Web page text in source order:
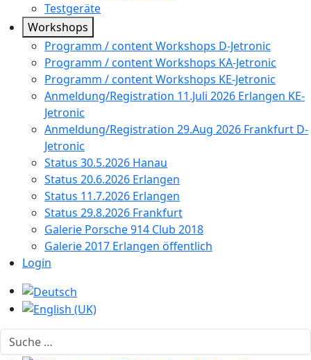
Testgeräte
Workshops
Programm / content Workshops D-Jetronic
Programm / content Workshops KA-Jetronic
Programm / content Workshops KE-Jetronic
Anmeldung/Registration 11.Juli 2026 Erlangen KE-
Jetronic
Anmeldung/Registration 29.Aug 2026 Frankfurt D-
Jetronic
Status 30.5.2026 Hanau
Status 20.6.2026 Erlangen
Status 11.7.2026 Erlangen
Status 29.8.2026 Frankfurt
Galerie Porsche 914 Club 2018
Galerie 2017 Erlangen öffentlich
Login
Sprache auswählen
Suchen